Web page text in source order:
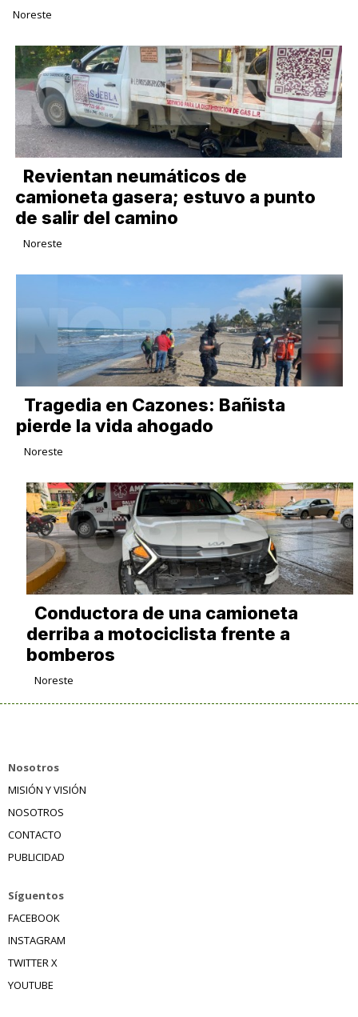
Noreste
Revientan neumáticos de
camioneta gasera; estuvo a punto
de salir del camino
Noreste
Tragedia en Cazones: Bañista
pierde la vida ahogado
Noreste
Conductora de una camioneta
derriba a motociclista frente a
bomberos
Noreste
Nosotros
MISIÓN Y VISIÓN
NOSOTROS
CONTACTO
PUBLICIDAD
Síguentos
FACEBOOK
INSTAGRAM
TWITTER X
YOUTUBE